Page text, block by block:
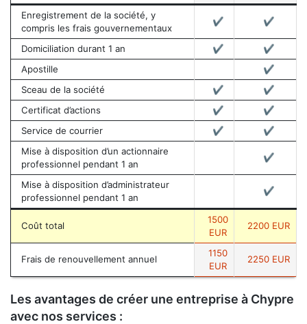
Enregistrement de la société, y
compris les frais gouvernementaux
✔︎ ✔︎
Domiciliation durant 1 an ✔︎
✔︎
Apostille
✔︎
Sceau de la société
✔︎
✔︎
Certificat d’actions
✔︎
✔︎
Service de courrier
✔︎
✔︎
Mise à disposition d’un actionnaire
professionnel pendant 1 an
✔︎
Mise à disposition d’administrateur
professionnel pendant 1 an
✔︎
Coût total
1500
EUR
2200 EUR
Frais de renouvellement annuel
1150
EUR
2250 EUR
Les avantages de créer une entreprise à Chypre
avec nos services :